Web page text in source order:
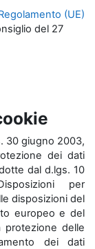
(UE)
del 27
30 giugno 2003,
dei dati
dal d.lgs. 10
per
disposizioni del
europeo e del
protezione delle
dei dati